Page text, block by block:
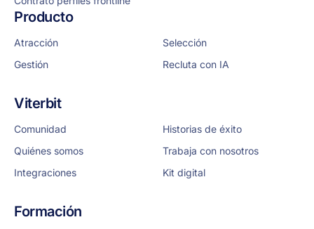
Producto
Atracción
Selección
Gestión
Recluta con IA
Viterbit
Comunidad
Historias de éxito
Quiénes somos
Trabaja con nosotros
Integraciones
Kit digital
Formación